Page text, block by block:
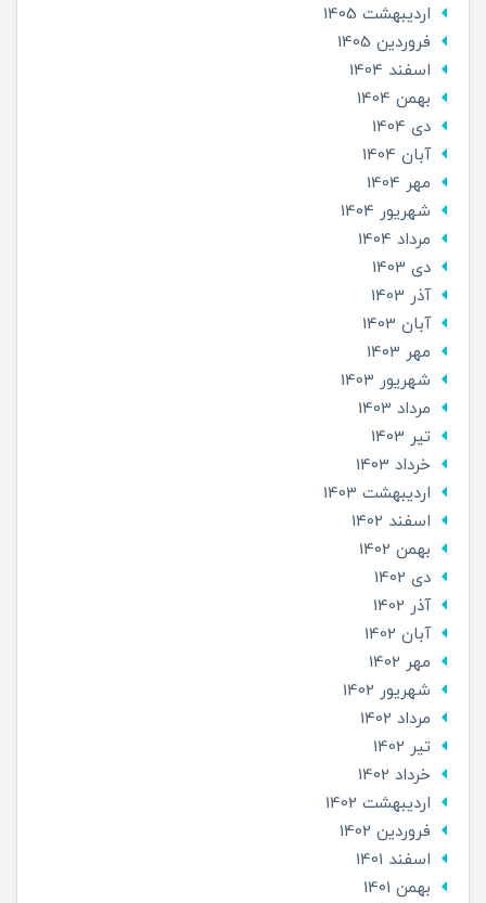
ارديبهشت 1405
فروردین 1405
اسفند 1404
بهمن 1404
دی 1404
آبان 1404
مهر 1404
شهریور 1404
مرداد 1404
دی 1403
آذر 1403
آبان 1403
مهر 1403
شهریور 1403
مرداد 1403
تير 1403
خرداد 1403
ارديبهشت 1403
اسفند 1402
بهمن 1402
دی 1402
آذر 1402
آبان 1402
مهر 1402
شهریور 1402
مرداد 1402
تير 1402
خرداد 1402
ارديبهشت 1402
فروردین 1402
اسفند 1401
بهمن 1401